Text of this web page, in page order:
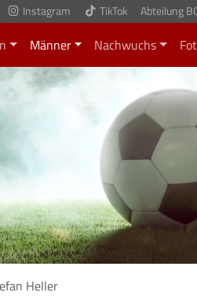
Instagram TikTok Abteilung
Männer Nachwuchs
Heller